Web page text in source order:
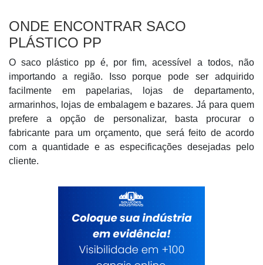
ONDE ENCONTRAR SACO
PLÁSTICO PP
O saco plástico pp é, por fim, acessível a todos, não
importando a região. Isso porque pode ser adquirido
facilmente em papelarias, lojas de departamento,
armarinhos, lojas de embalagem e bazares. Já para quem
prefere a opção de personalizar, basta procurar o
fabricante para um orçamento, que será feito de acordo
com a quantidade e as especificações desejadas pelo
cliente.